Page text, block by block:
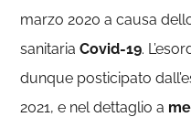
marzo 2020 a causa
sanitariaCovid-19.
dunque posticipato
2021, e nel dettaglio a